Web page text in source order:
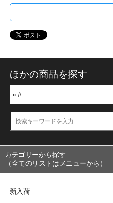
ほかの商品を探す
カテゴリーから探す
（全てのリストはメニューから）
新入荷